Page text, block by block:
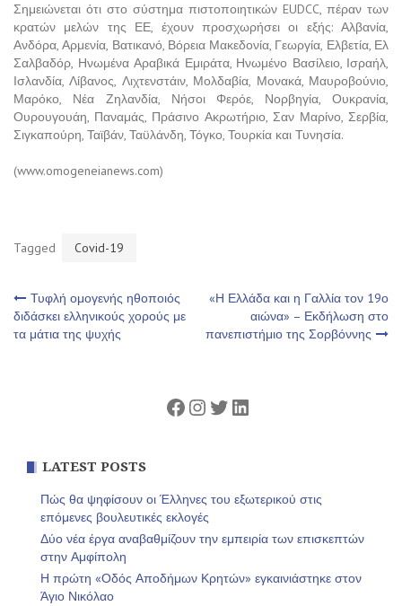
Σημειώνεται ότι στο σύστημα πιστοποιητικών EUDCC, πέραν των
κρατών μελών της ΕΕ, έχουν προσχωρήσει οι εξής: Αλβανία,
Ανδόρα, Αρμενία, Βατικανό, Βόρεια Μακεδονία, Γεωργία, Ελβετία, Ελ
Σαλβαδόρ, Ηνωμένα Αραβικά Εμιράτα, Ηνωμένο Βασίλειο, Ισραήλ,
Ισλανδία, Λίβανος, Λιχτενστάιν, Μολδαβία, Μονακά, Μαυροβούνιο,
Μαρόκο, Νέα Ζηλανδία, Νήσοι Φερόε, Νορβηγία, Ουκρανία,
Ουρουγουάη, Παναμάς, Πράσινο Ακρωτήριο, Σαν Μαρίνο, Σερβία,
Σιγκαπούρη, Ταϊβάν, Ταϋλάνδη, Τόγκο, Τουρκία και Τυνησία.
(www.omogeneianews.com)
Tagged Covid-19
Πλοήγηση
άρθρων
Τυφλή ομογενής ηθοποιός
διδάσκει ελληνικούς χορούς με
τα μάτια της ψυχής
«Η Ελλάδα και η Γαλλία τον 19ο
αιώνα» – Εκδήλωση στο
πανεπιστήμιο της Σορβόννης
Facebook
Instagram
Twitter
Linkedin
LATEST POSTS
Πώς θα ψηφίσουν οι Έλληνες του εξωτερικού στις
επόμενες βουλευτικές εκλογές
Δύο νέα έργα αναβαθμίζουν την εμπειρία των επισκεπτών
στην Αμφίπολη
Η πρώτη «Οδός Αποδήμων Κρητών» εγκαινιάστηκε στον
Άγιο Νικόλαο